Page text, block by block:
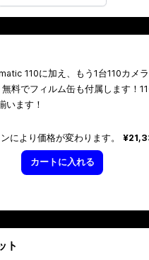
110に加え、もう1台110カメ
料でフィルム缶も付属します！
います！
により価格が変わります。
カートに入れる
ト